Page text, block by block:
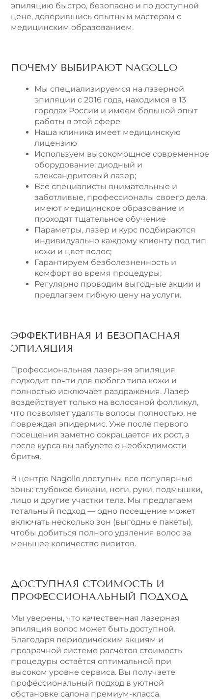
эпиляцию быстро, безопасно и по доступной
цене, доверившись опытным мастерам с
медицинским образованием.
ПОЧЕМУ ВЫБИРАЮТ NAGOLLO
Мы специализируемся на лазерной
эпиляции с 2016 года, находимся в 13
городах России и имеем большой опыт
работы в этой сфере
Наша клиника имеет медицинскую
лицензию
Используем высокомощное современное
оборудование: диодный и
александритовый лазер;
Все специалисты внимательные и
заботливые, профессионалы своего дела,
имеют медицинское образование и
проходят тщательное обучение
Параметры, лазер и курс подбираются
индивидуально каждому клиенту под тип
кожи и цвет волос;
Гарантируем безболезненность и
комфорт во время процедуры;
Регулярно проводим выгодные акции и
предлагаем гибкую цену на услуги.
ЭФФЕКТИВНАЯ И БЕЗОПАСНАЯ
ЭПИЛЯЦИЯ
Профессиональная лазерная эпиляция
подходит почти для любого типа кожи и
полностью исключает раздражения. Лазер
воздействует только на волосяной фолликул,
что позволяет удалять волосы полностью, не
повреждая эпидермис. Уже после первого
посещения заметно сокращается их рост, а
после курса вы забудете о необходимости
бритья.
В центре Nagollo доступны все популярные
зоны: глубокое бикини, ноги, руки, подмышки,
лицо и другие участки тела. Мы предлагаем
тотальный подход — одно посещение может
включать несколько зон (выгодные пакеты),
чтобы добиться полного удаления волос за
меньшее количество визитов.
ДОСТУПНАЯ СТОИМОСТЬ И
ПРОФЕССИОНАЛЬНЫЙ ПОДХОД
Мы уверены, что качественная лазерная
эпиляция волос может быть доступной.
Благодаря периодическим акциям и
прозрачной системе расчётов стоимость
процедуры остаётся оптимальной при
высоком уровне сервиса. Вы получаете
профессиональный подход в уютной
обстановке салона премиум-класса.